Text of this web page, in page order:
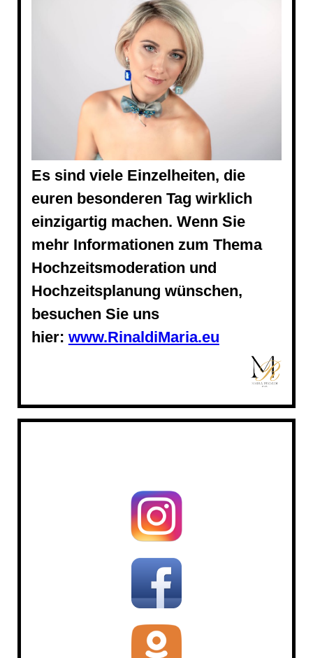
Es sind viele Einzelheiten, die
euren besonderen Tag wirklich
einzigartig machen. Wenn Sie
mehr Informationen zum Thema
Hochzeitsmoderation und
Hochzeitsplanung wünschen,
besuchen Sie uns
hier: www.RinaldiMaria.eu